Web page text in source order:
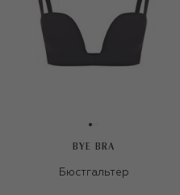
BYE BRA
Бюстгальтер